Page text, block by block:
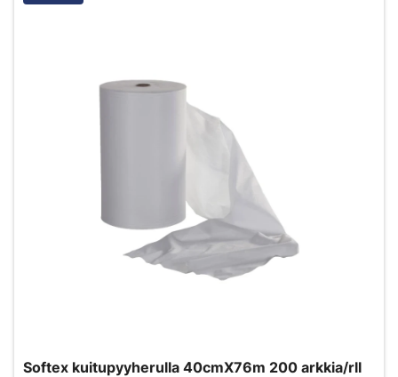
Softex kuitupyyherulla 40cmX76m 200 arkkia/rll